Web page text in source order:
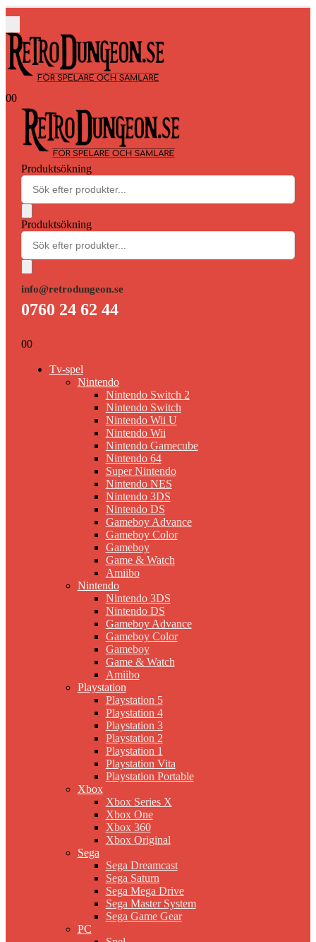
00
Produktsökning
Produktsökning
info@retrodungeon.se
0760 24 62 44
00
Tv-spel
Nintendo
Nintendo Switch 2
Nintendo Switch
Nintendo Wii U
Nintendo Wii
Nintendo Gamecube
Nintendo 64
Super Nintendo
Nintendo NES
Nintendo 3DS
Nintendo DS
Gameboy Advance
Gameboy Color
Gameboy
Game & Watch
Amiibo
Nintendo
Nintendo 3DS
Nintendo DS
Gameboy Advance
Gameboy Color
Gameboy
Game & Watch
Amiibo
Playstation
Playstation 5
Playstation 4
Playstation 3
Playstation 2
Playstation 1
Playstation Vita
Playstation Portable
Xbox
Xbox Series X
Xbox One
Xbox 360
Xbox Original
Sega
Sega Dreamcast
Sega Saturn
Sega Mega Drive
Sega Master System
Sega Game Gear
PC